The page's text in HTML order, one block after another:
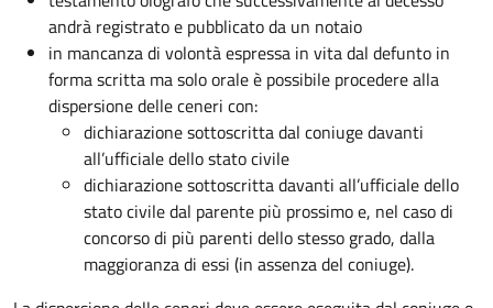
andrà registrato e pubblicato da un notaio
in mancanza di volontà espressa in vita dal defunto in
forma scritta ma solo orale è possibile procedere alla
dispersione delle ceneri con:
dichiarazione sottoscritta dal coniuge davanti
all’ufficiale dello stato civile
dichiarazione sottoscritta davanti all’ufficiale dello
stato civile dal parente più prossimo e, nel caso di
concorso di più parenti dello stesso grado, dalla
maggioranza di essi (in assenza del coniuge).